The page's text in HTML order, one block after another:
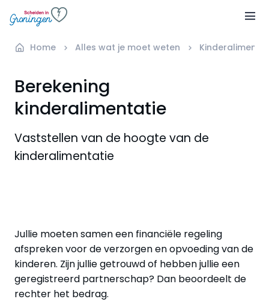
Home Alles wat je moet weten
Berekening
kinderalimentatie
Vaststellen van de hoogte van de
kinderalimentatie
Jullie moeten samen een financiële regeling
afspreken voor de verzorgen en opvoeding van de
kinderen. Zijn jullie getrouwd of hebben jullie een
geregistreerd partnerschap? Dan beoordeelt de
rechter het bedrag.